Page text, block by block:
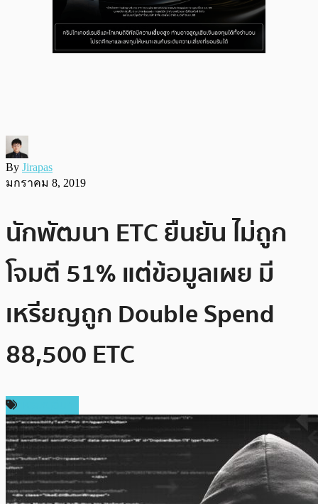
By Jirapas
มกราคม 8, 2019
นักพัฒนา ETC ยืนยัน ไม่ถูก
โจมตี 51% แต่ข้อมูลเผย มี
เหรียญถูก Double Spend
88,500 ETC